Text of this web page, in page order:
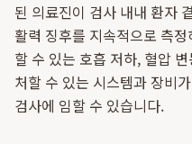
된 의료진이 검사 내내 환자
활력 징후를 지속적으로 측
할 수 있는 호흡 저하, 혈압
처할 수 있는 시스템과 장비
검사에 임할 수 있습니다.